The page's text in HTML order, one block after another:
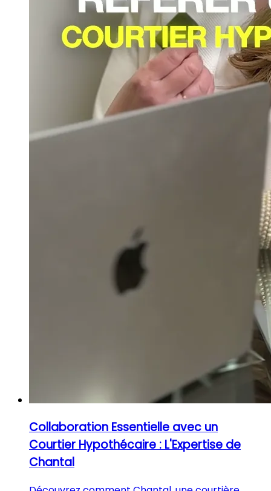
Collaboration Essentielle avec un
Courtier Hypothécaire : L'Expertise de
Chantal